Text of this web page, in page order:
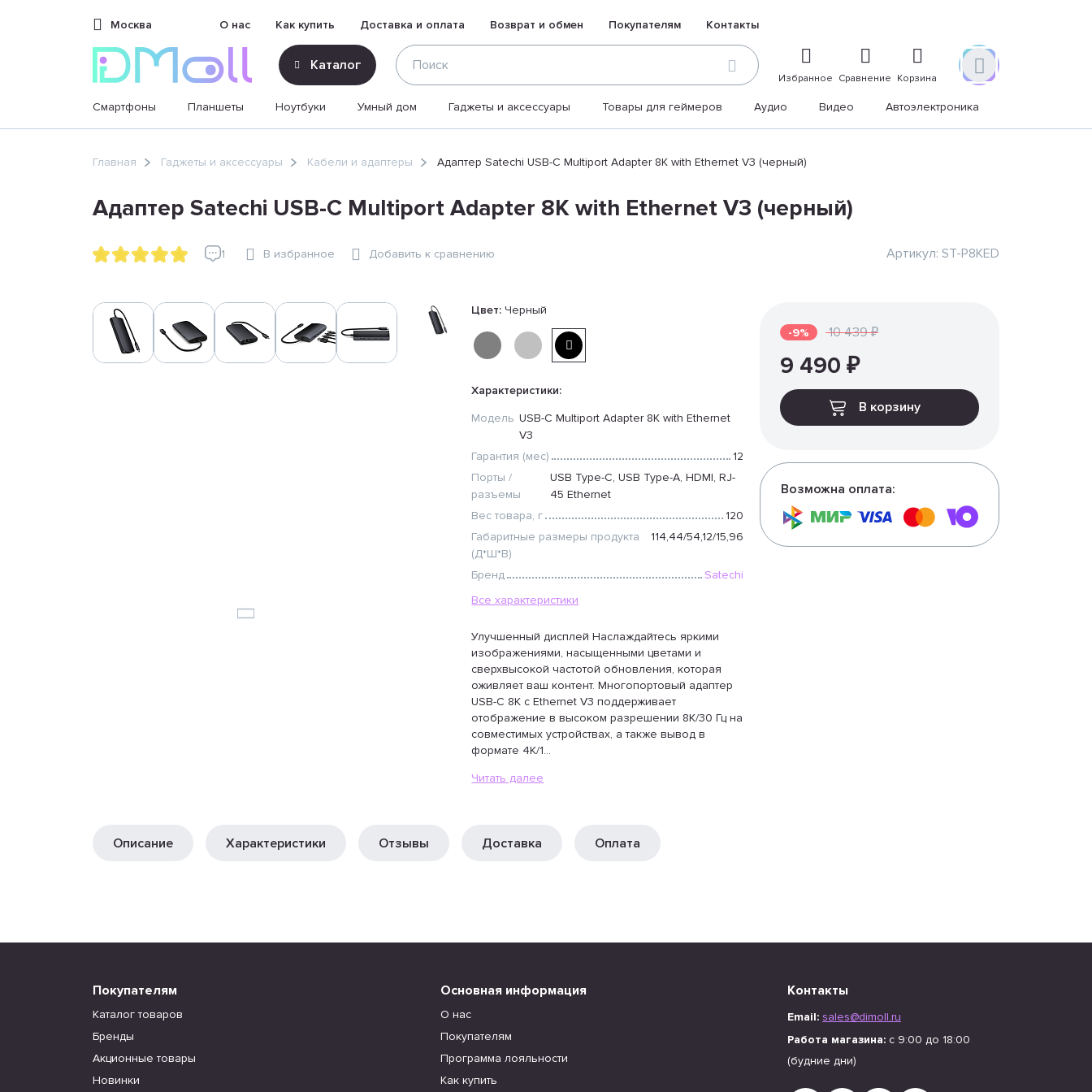
Москва О нас Как купить Доставка и оплата Возврат и обмен Покупателям Контакты
Каталог
Избранное Сравнение Корзина
Смартфоны Планшеты Ноутбуки Умный дом Гаджеты и аксессуары Товары для геймеров Аудио Видео Автоэлектроника
sales@dimoll.ruГлавная Гаджеты и аксессуары Кабели и адаптеры Адаптер Satechi USB-C Multiport Adapter 8K with Ethernet V3 (черный)
Адаптер Satechi USB-C Multiport Adapter 8K with Ethernet V3 (черный)
1 В избранное Добавить к сравнению Артикул: ST-P8KED
Цвет:Черный
Характеристики:
Модель USB-C Multiport Adapter 8K with Ethernet
V3
Гарантия (мес)
12
Порты /
разъемы
USB Type-C, USB Type-A, HDMI, RJ-
45 Ethernet
Вес товара, г
120
Габаритные размеры продукта
(Д*Ш*В)
114,44/54,12/15,96
Бренд
Satechi
Все характеристики
Улучшенный дисплей Наслаждайтесь яркими
изображениями, насыщенными цветами и
сверхвысокой частотой обновления, которая
оживляет ваш контент. Многопортовый адаптер
USB-C 8K с Ethernet V3 поддерживает
отображение в высоком разрешении 8K/30 Гц на
совместимых устройствах, а также вывод в
формате 4K/1...
Читать далее
-9% 10 439 ₽
9 490 ₽
В корзину
Возможна оплата:
Описание Характеристики Отзывы Доставка Оплата
Покупателям
Каталог товаров
Бренды
Акционные товары
Новинки
Основная информация
О нас
Покупателям
Программа лояльности
Как купить
Контакты
Email: sales@dimoll.ru
Работа магазина: с 9:00 до 18:00
(будние дни)